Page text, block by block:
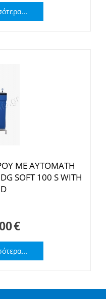
ΜΕ ΑΥΤΟΜΑΤΗ
SOFT 100 S WITH
€